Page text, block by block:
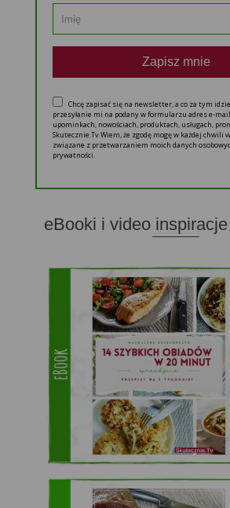
Zapisz mnie
Chcę zapisać się na newsletter, a co za tym
przesyłanie mi na podany w formularzu adres e-
upominkach, nowościach, produktach, usługach,
Skutecznie.Tv Wiem, że zgodę mogę w każdej chwili
związane z przetwarzaniem moich danych
prywatności.
eBooki i video